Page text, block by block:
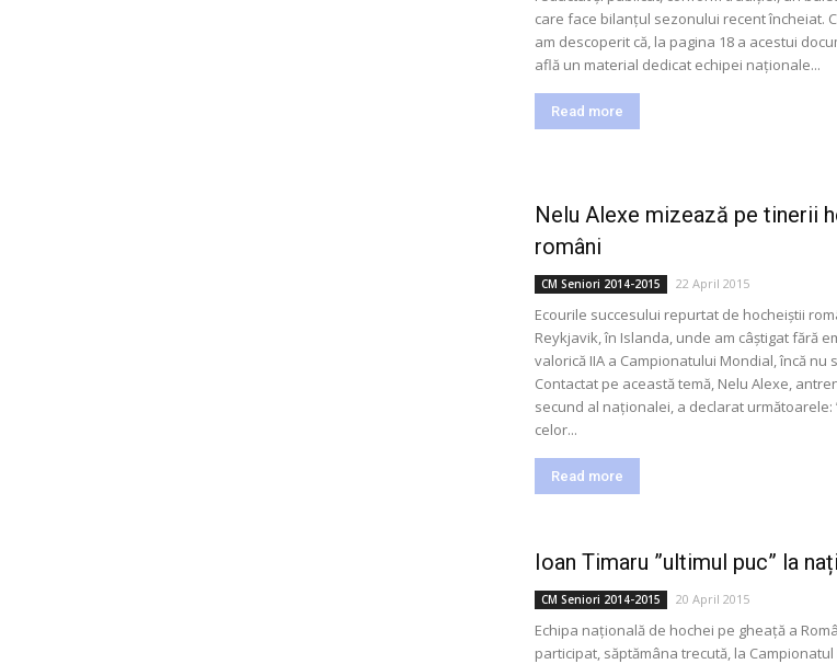
care face bilanțul sezonului recent încheiat.
am descoperit că, la pagina 18 a acestui
află un material dedicat echipei naționale...
Read more
Nelu Alexe mizează pe tinerii
români
CM Seniori 2014-2015 22 April 2015
Ecourile succesului repurtat de hocheiștii
Reykjavik, în Islanda, unde am câștigat fără
valorică IIA a Campionatului Mondial, încă nu
Contactat pe această temă, Nelu Alexe,
secund al naționalei, a declarat următoarele:
celor...
Read more
Ioan Timaru ”ultimul puc” la
CM Seniori 2014-2015 20 April 2015
Echipa națională de hochei pe gheață a
participat, săptămâna trecută, la